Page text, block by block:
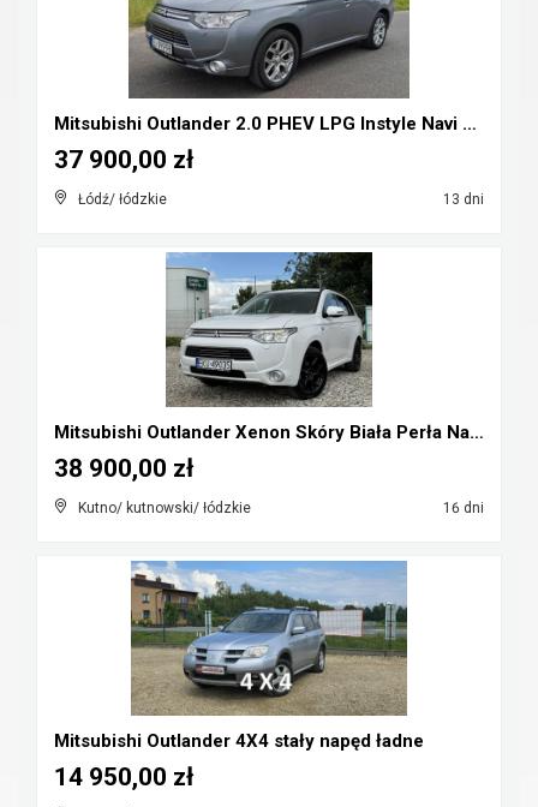
Mitsubishi Outlander 2.0 PHEV LPG Instyle Navi Plu...
Łódź/ łódzkie 13 dni
37 900,00 zł
Mitsubishi Outlander Xenon Skóry Biała Perła Navi ...
Kutno/ kutnowski/ łódzkie 16 dni
38 900,00 zł
Mitsubishi Outlander 4X4 stały napęd ładne
14 950,00 zł